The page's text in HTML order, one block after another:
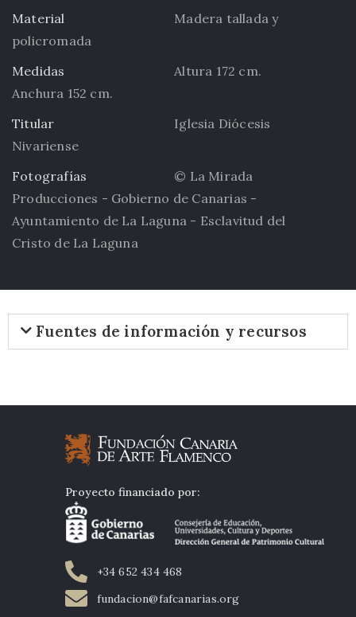
Material
Madera tallada y
policromada
Medidas
Altura 172 cm.
Anchura 152 cm.
Titular
Iglesia Diócesis
Nivariense
Fotografías
© La Mirada
Producciones - Gobierno de Canarias -
Ayuntamiento de La Laguna - Esclavitud del
Cristo de La Laguna
Fuentes de información y recursos
Proyecto financiado por:
+34 652 434 468
fundacion@fafcanarias.org